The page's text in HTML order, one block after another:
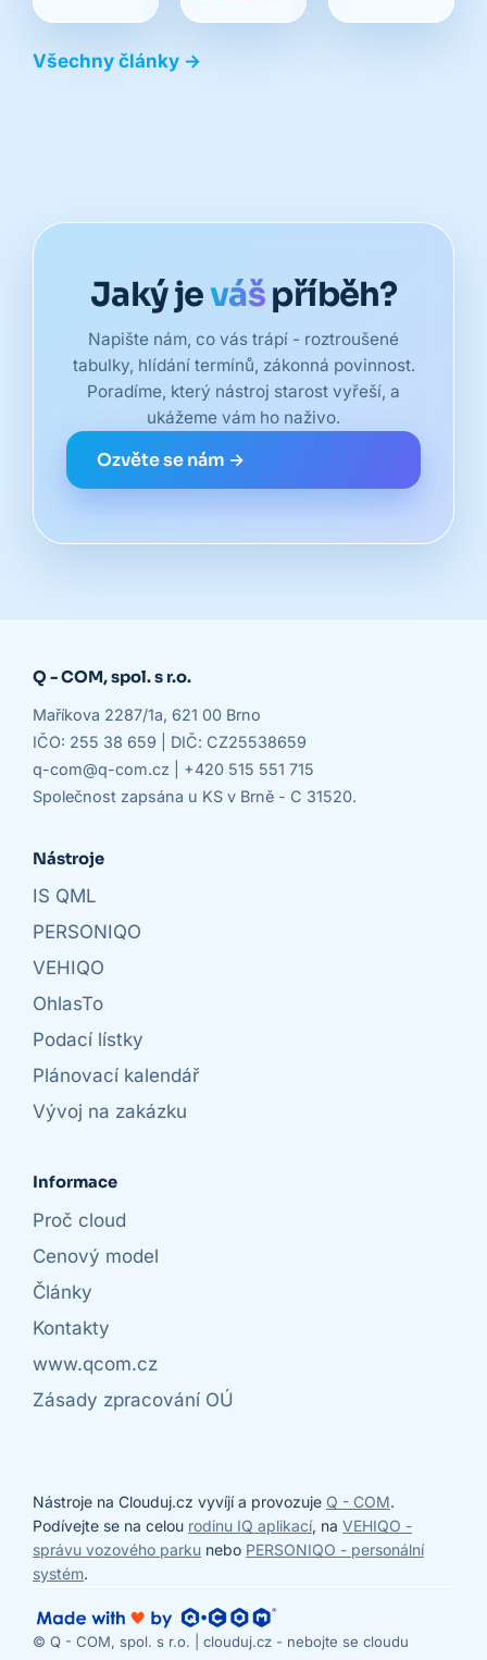
Všechny články →
Jaký jevášpříběh?
Napište nám, co vás trápí - roztroušené
tabulky, hlídání termínů, zákonná povinnost.
Poradíme, který nástroj starost vyřeší, a
ukážeme vám ho naživo.
Ozvěte se nám →
Q - COM, spol. s r.o.
Maříkova 2287/1a, 621 00 Brno
IČO: 255 38 659 | DIČ: CZ25538659
q-com@q-com.cz
+420 515 551 715
Společnost zapsána u KS v Brně - C 31520.
Nástroje
IS QML
PERSONIQO
VEHIQO
OhlasTo
Podací lístky
Plánovací kalendář
Vývoj na zakázku
Informace
Proč cloud
Cenový model
Články
Kontakty
www.qcom.cz
Zásady zpracování OÚ
Nástroje na Clouduj.cz vyvíjí a provozuje Q - COM.
Podívejte se na celou rodinu IQ aplikací, na VEHIQO -
správu vozového parku nebo PERSONIQO - personální
systém.
© Q - COM, spol. s r.o. | clouduj.cz - nebojte se cloudu